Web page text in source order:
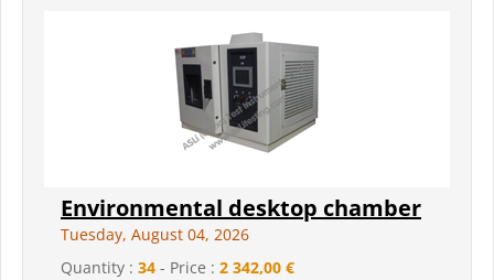
Environmental desktop chamber
Tuesday, August 04, 2026
Quantity : 34 - Price : 2 342,00 €